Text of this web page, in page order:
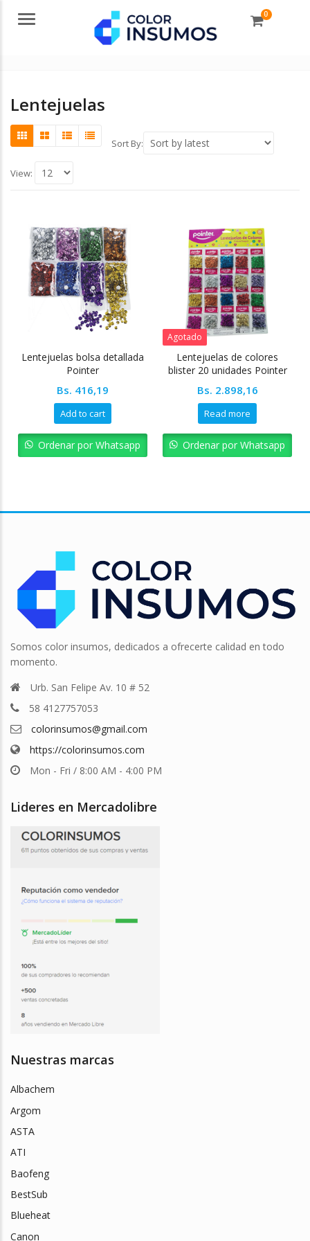
Menu 0
Lentejuelas
Sort By:
View:
Lentejuelas bolsa detallada
Pointer
Bs. 416,19
Add to cart
Ordenar por Whatsapp
Agotado
Lentejuelas de colores
blister 20 unidades Pointer
Bs. 2.898,16
Read more
Ordenar por Whatsapp
Somos color insumos, dedicados a ofrecerte calidad en todo
momento.
Urb. San Felipe Av. 10 # 52
58 4127757053
colorinsumos@gmail.com
https://colorinsumos.com
Mon - Fri / 8:00 AM - 4:00 PM
Lideres en Mercadolibre
Nuestras marcas
Albachem
Argom
ASTA
ATI
Baofeng
BestSub
Blueheat
Canon